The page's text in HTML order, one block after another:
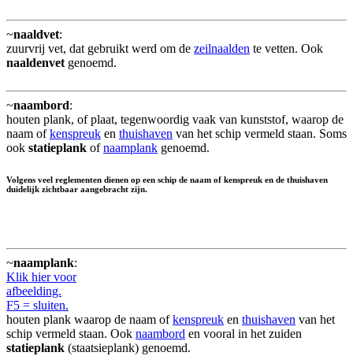
~naaldvet:
zuurvrij vet, dat gebruikt werd om de zeilnaalden te vetten. Ook
naaldenvet genoemd.
~naambord:
houten plank, of plaat, tegenwoordig vaak van kunststof, waarop de
naam ofkenspreuk en thuishaven van het schip vermeld staan. Soms
ook statieplank ofnaamplank genoemd.
Volgens veel reglementen dienen op een schip de naam of kenspreuk en de thuishaven
duidelijk zichtbaar aangebracht zijn.
~naamplank:
Klik hier voor
afbeelding.
F5 = sluiten.
houten plank waarop de naam ofkenspreuk en thuishaven van het
schip vermeld staan. Ook naambord en vooral in het zuiden
statieplank (staatsieplank) genoemd.